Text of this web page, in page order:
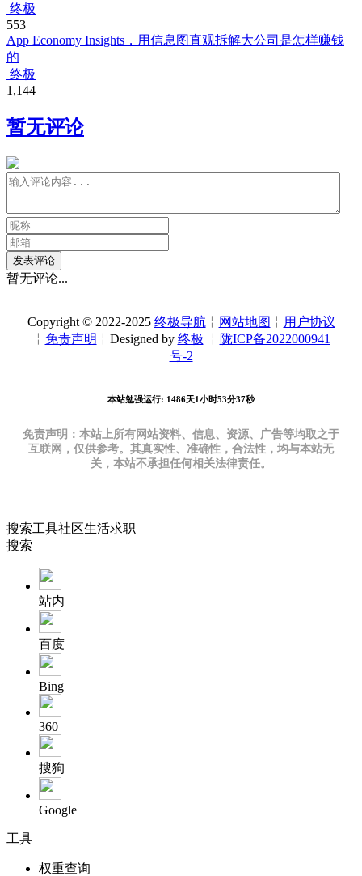
终极
553
App Economy Insights，用信息图直观拆解大公司是怎样赚钱
的
终极
1,144
暂无评论
发表评论
暂无评论...
Copyright © 2022-2025 终极导航 ╎ 网站地图 ╎ 用户协议
╎ 免责声明 ╎Designed by 终极 ╎ 陇ICP备2022000941
号-2
本站勉强运行: 1486天1小时53分38秒
免责声明：本站上所有网站资料、信息、资源、广告等均取之于
互联网，仅供参考。其真实性、准确性，合法性，均与本站无
关，本站不承担任何相关法律责任。
搜索工具社区生活求职
搜索
站内
百度
Bing
360
搜狗
Google
工具
权重查询